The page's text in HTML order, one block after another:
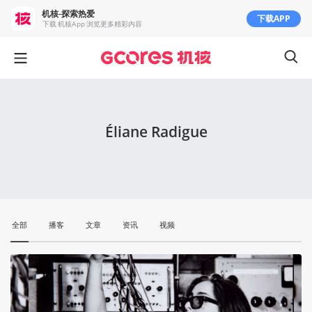
Éliane Radigue
全部 播客 文章 资讯 视频
机核-探索热爱
下载 机核App 浏览更多精彩内容 下载APP